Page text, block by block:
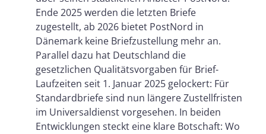
Digitale Alternative mit Beweiskraft:
Zustellung über Vertrauensdienste
Was das für Unternehmen und
Behörden praktisch bedeutet
Ausblick: Von der „Post“ zur
„Zustell-Infrastruktur“
Ende 2025 werden die letzten Briefe
zugestellt, ab 2026 bietet PostNord in
Dänemark keine Briefzustellung mehr an.
Parallel dazu hat Deutschland die
gesetzlichen Qualitätsvorgaben für Brief-
Laufzeiten seit 1. Januar 2025 gelockert: Für
Standardbriefe sind nun längere Zustellfristen
im Universaldienst vorgesehen. In beiden
Entwicklungen steckt eine klare Botschaft: Wo